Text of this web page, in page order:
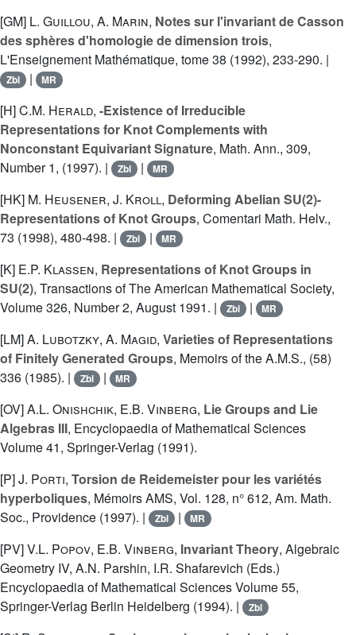
[GM] L. Guillou, A. Marin, Notes sur l'invariant de Casson
des sphères d'homologie de dimension trois,
L'Enseignement Mathématique, tome 38 (1992), 233-290. |
Zbl | MR
[H]C.M. Herald, -Existence of Irreducible
Representations for Knot Complements with
Nonconstant Equivariant Signature, Math. Ann., 309,
Number 1, (1997). |
Zbl | MR
[HK] M. Heusener, J. Kroll, Deforming Abelian SU(2)-
Representations of Knot Groups, Comentari Math. Helv.,
73 (1998), 480-498. |
Zbl | MR
[K] E.P. Klassen, Representations of Knot Groups in
SU(2), Transactions of The American Mathematical Society,
Volume 326, Number 2, August 1991. |
Zbl | MR
[LM]A. Lubotzky, A. Magid, Varieties of Representations
of Finitely Generated Groups, Memoirs of the A.M.S., (58)
336 (1985). |
Zbl | MR
[OV]A.L. Onishchik, E.B. Vinberg, Lie Groups and Lie
Algebras III, Encyclopaedia of Mathematical Sciences
Volume 41, Springer-Verlag (1991).
[P]J. Porti, Torsion de Reidemeister pour les variétés
hyperboliques, Mémoirs AMS, Vol. 128, n° 612, Am. Math.
Soc., Providence (1997). |
Zbl | MR
[PV]V.L. Popov, E.B. Vinberg, Invariant Theory, Algebraic
Geometry IV, A.N. Parshin, I.R. Shafarevich (Eds.)
Encyclopaedia of Mathematical Sciences Volume 55,
Springer-Verlag Berlin Heidelberg (1994). |
Zbl